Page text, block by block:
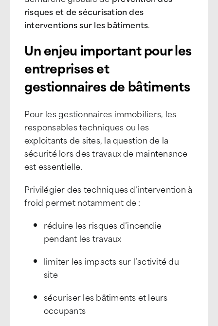
risques et de sécurisation des
interventions sur les bâtiments.
Un enjeu important pour les
entreprises et
gestionnaires de bâtiments
Pour les gestionnaires immobiliers, les
responsables techniques ou les
exploitants de sites, la question de la
sécurité lors des travaux de maintenance
est essentielle.
Privilégier des techniques d’intervention à
froid permet notamment de :
réduire les risques d’incendie
pendant les travaux
limiter les impacts sur l’activité du
site
sécuriser les bâtiments et leurs
occupants